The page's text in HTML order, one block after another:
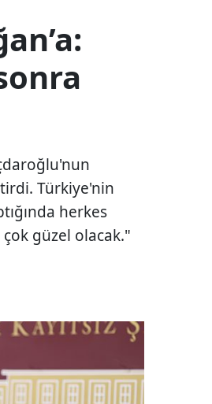
Türkiye'nin
herkes
güzel olacak."